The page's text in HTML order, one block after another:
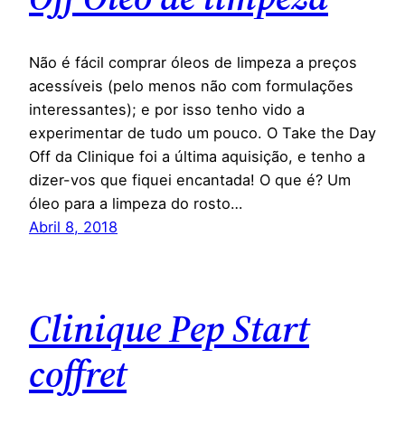
Não é fácil comprar óleos de limpeza a preços
acessíveis (pelo menos não com formulações
interessantes); e por isso tenho vido a
experimentar de tudo um pouco. O Take the Day
Off da Clinique foi a última aquisição, e tenho a
dizer-vos que fiquei encantada! O que é? Um
óleo para a limpeza do rosto…
Abril 8, 2018
Clinique Pep Start
coffret